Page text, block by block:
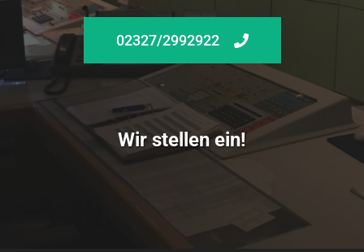
02327/2992922
Wir stellen ein!